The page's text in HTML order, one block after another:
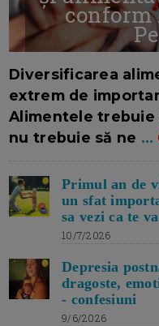
conform
Diversificarea
extrem de
Alimentele trebuie
nu trebuie să ne ...
Primul an de
un sfat
sa vezi ca te
10/7/2026
Depresia
dragoste,
- confesiuni
9/6/2026